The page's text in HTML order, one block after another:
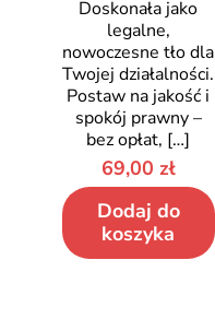
Doskonała jako
legalne,
nowoczesne tło dla
Twojej działalności.
Postaw na jakość i
spokój prawny –
bez opłat, […]
69,00 zł
Dodaj do
koszyka